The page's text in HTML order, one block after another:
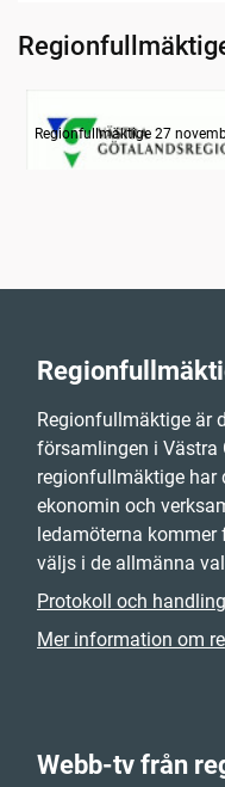
Information
Regionfullmäktige 27
Regionfullmäktige är
församlingen i Västra
regionfullmäktige har
ekonomin och
ledamöterna
väljs i de allmänna
Protokoll och
Mer information om
Webb-tv från